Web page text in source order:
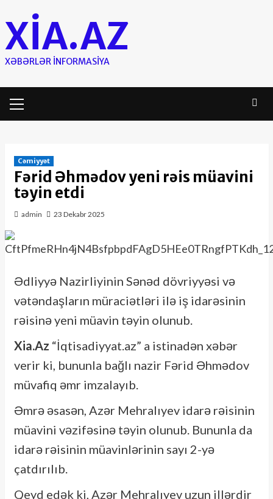
to
content
XIA.AZ
XƏBƏRLƏR INFORMASIYA
Menu
Cəmiyyət
Fərid Əhmədov yeni rəis müavini
təyin etdi
admin 23 Dekabr 2025
Ədliyyə Nazirliyinin Sənəd dövriyyəsi və
vətəndaşların müraciətləri ilə iş idarəsinin
rəisinə yeni müavin təyin olunub.
Xia.Az “İqtisadiyyat.az” a istinadən xəbər
verir ki, bununla bağlı nazir Fərid Əhmədov
müvafiq əmr imzalayıb.
Əmrə əsasən, Azər Mehralıyev idarə rəisinin
müavini vəzifəsinə təyin olunub. Bununla da
idarə rəisinin müavinlərinin sayı 2-yə
çatdırılıb.
Qeyd edək ki, Azər Mehralıyev uzun illərdir